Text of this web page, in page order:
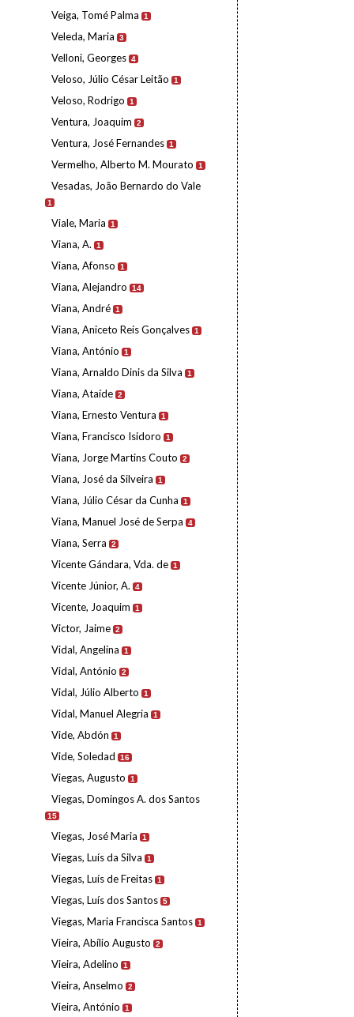
Veiga, Tomé Palma 1
Veleda, Maria 3
Velloni, Georges 4
Veloso, Júlio César Leitão 1
Veloso, Rodrigo 1
Ventura, Joaquim 2
Ventura, José Fernandes 1
Vermelho, Alberto M. Mourato 1
Vesadas, João Bernardo do Vale
1
Viale, Maria 1
Viana, A. 1
Viana, Afonso 1
Viana, Alejandro 14
Viana, André 1
Viana, Aniceto Reis Gonçalves 1
Viana, António 1
Viana, Arnaldo Dinis da Silva 1
Viana, Ataíde 2
Viana, Ernesto Ventura 1
Viana, Francisco Isidoro 1
Viana, Jorge Martins Couto 2
Viana, José da Silveira 1
Viana, Júlio César da Cunha 1
Viana, Manuel José de Serpa 4
Viana, Serra 2
Vicente Gándara, Vda. de 1
Vicente Júnior, A. 4
Vicente, Joaquim 1
Victor, Jaime 2
Vidal, Angelina 1
Vidal, António 2
Vidal, Júlio Alberto 1
Vidal, Manuel Alegria 1
Vide, Abdón 1
Vide, Soledad 16
Viegas, Augusto 1
Viegas, Domingos A. dos Santos
15
Viegas, José Maria 1
Viegas, Luís da Silva 1
Viegas, Luís de Freitas 1
Viegas, Luís dos Santos 5
Viegas, Maria Francisca Santos 1
Vieira, Abílio Augusto 2
Vieira, Adelino 1
Vieira, Anselmo 2
Vieira, António 1